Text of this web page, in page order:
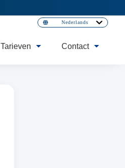
Nederlands
Tarieven Contact